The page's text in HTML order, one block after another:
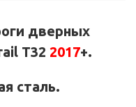
дверных
T32 2017+.
сталь.